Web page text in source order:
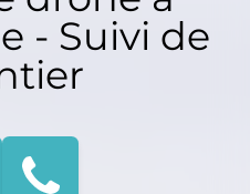
- Suivi de